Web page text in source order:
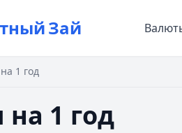
Зай
1 год
1 год